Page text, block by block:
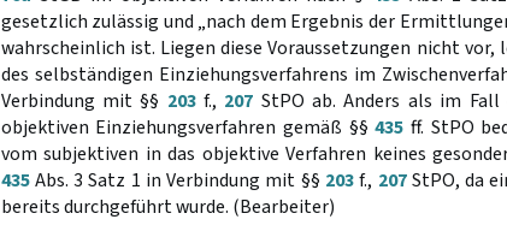
gesetzlich zulässig und „nach dem Ergebnis der
wahrscheinlich ist. Liegen diese Voraussetzungen nicht
des selbständigen Einziehungsverfahrens im
Verbindung mit §§ 203f., 207 StPO ab. Anders als im
objektiven Einziehungsverfahren gemäß §§435 ff. StPO
vom subjektiven in das objektive Verfahren keines
435Abs. 3 Satz 1 in Verbindung mit §§ 203f., 207StPO, da
bereits durchgeführt wurde. (Bearbeiter)